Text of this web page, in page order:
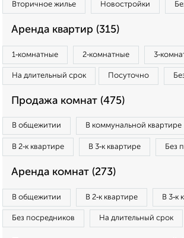
Вторичное жилье Новостройки
Аренда квартир (315)
1‑комнатные 2‑комнатные
На длительный срок Посуточно
Продажа комнат (475)
В общежитии В коммунальной квартире
В 2‑к квартире В 3‑к квартире Без
Аренда комнат (273)
В общежитии В 2‑к квартире В 3‑к
Без посредников На длительный срок